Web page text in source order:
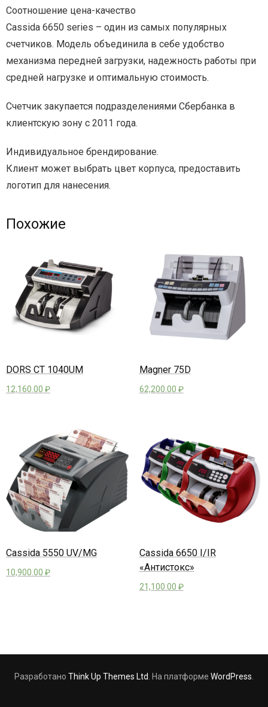
Соотношение цена-качество
Cassida 6650 series – один из самых популярных
счетчиков. Модель объединила в себе удобство
механизма передней загрузки, надежность работы при
средней нагрузке и оптимальную стоимость.
Счетчик закупается подразделениями Сбербанка в
клиентскую зону с 2011 года.
Индивидуальное брендирование.
Клиент может выбрать цвет корпуса, предоставить
логотип для нанесения.
Похожие
DORS CT 1040UM
12,160.00 ₽
Magner 75D
62,200.00 ₽
Cassida 5550 UV/MG
10,900.00 ₽
Cassida 6650 I/IR
«Антистокс»
21,100.00 ₽
Разработано Think Up Themes Ltd . На платформе WordPress